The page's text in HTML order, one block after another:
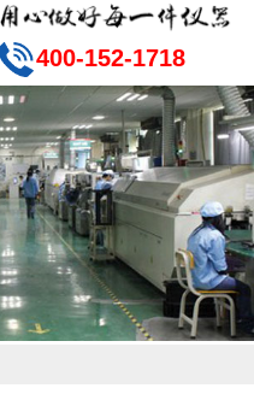
400-152-1718